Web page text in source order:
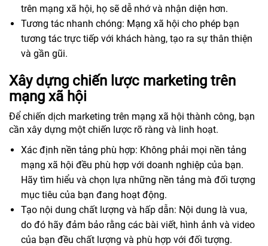
trên mạng xã hội, họ sẽ dễ nhớ và nhận diện hơn.
Tương tác nhanh chóng: Mạng xã hội cho phép bạn
tương tác trực tiếp với khách hàng, tạo ra sự thân thiện
và gần gũi.
Xây dựng chiến lược marketing trên
mạng xã hội
Để chiến dịch marketing trên mạng xã hội thành công, bạn
cần xây dựng một chiến lược rõ ràng và linh hoạt.
Xác định nền tảng phù hợp: Không phải mọi nền tảng
mạng xã hội đều phù hợp với doanh nghiệp của bạn.
Hãy tìm hiểu và chọn lựa những nền tảng mà đối tượng
mục tiêu của bạn đang hoạt động.
Tạo nội dung chất lượng và hấp dẫn: Nội dung là vua,
do đó hãy đảm bảo rằng các bài viết, hình ảnh và video
của bạn đều chất lượng và phù hợp với đối tượng.